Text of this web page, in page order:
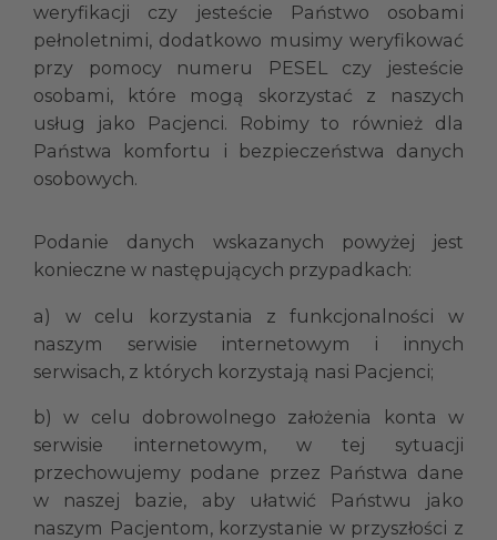
weryfikacji czy jesteście Państwo osobami
pełnoletnimi, dodatkowo musimy weryfikować
przy pomocy numeru PESEL czy jesteście
osobami, które mogą skorzystać z naszych
usług jako Pacjenci. Robimy to również dla
Państwa komfortu i bezpieczeństwa danych
osobowych.
Podanie danych wskazanych powyżej jest
konieczne w następujących przypadkach:
a) w celu korzystania z funkcjonalności w
naszym serwisie internetowym i innych
serwisach, z których korzystają nasi Pacjenci;
b) w celu dobrowolnego założenia konta w
serwisie internetowym, w tej sytuacji
przechowujemy podane przez Państwa dane
w naszej bazie, aby ułatwić Państwu jako
naszym Pacjentom, korzystanie w przyszłości z